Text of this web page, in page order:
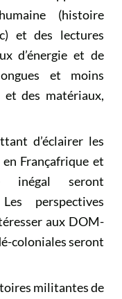
(histoire
et des lectures
d’énergie et de
et moins
et des matériaux,
d’éclairer les
Françafrique et
inégal seront
perspectives
aux DOM-
coloniales seront
militantes de